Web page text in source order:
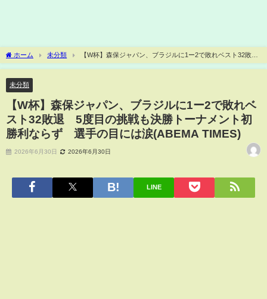
ホーム 未分類
【W杯】森保ジャパン、ブラジルに1ー2で敗れベスト32敗
退 5度目の挑戦も決勝トーナメント初勝利ならず 選手の目には涙(ABEMA TIMES)
未分類
【W杯】森保ジャパン、ブラジルに1ー2で敗れベ
スト32敗退 5度目の挑戦も決勝トーナメント初
勝利ならず 選手の目には涙(ABEMA TIMES)
2026年6月30日 2026年6月30日
LINE